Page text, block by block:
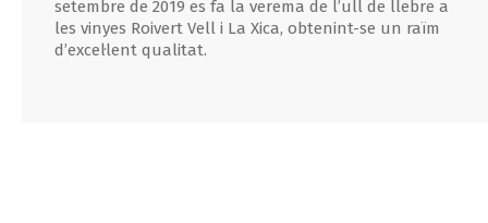
setembre de 2019 es fa la verema de l’ull de llebre a
les vinyes Roivert Vell i La Xica, obtenint-se un raïm
d’excel·lent qualitat.